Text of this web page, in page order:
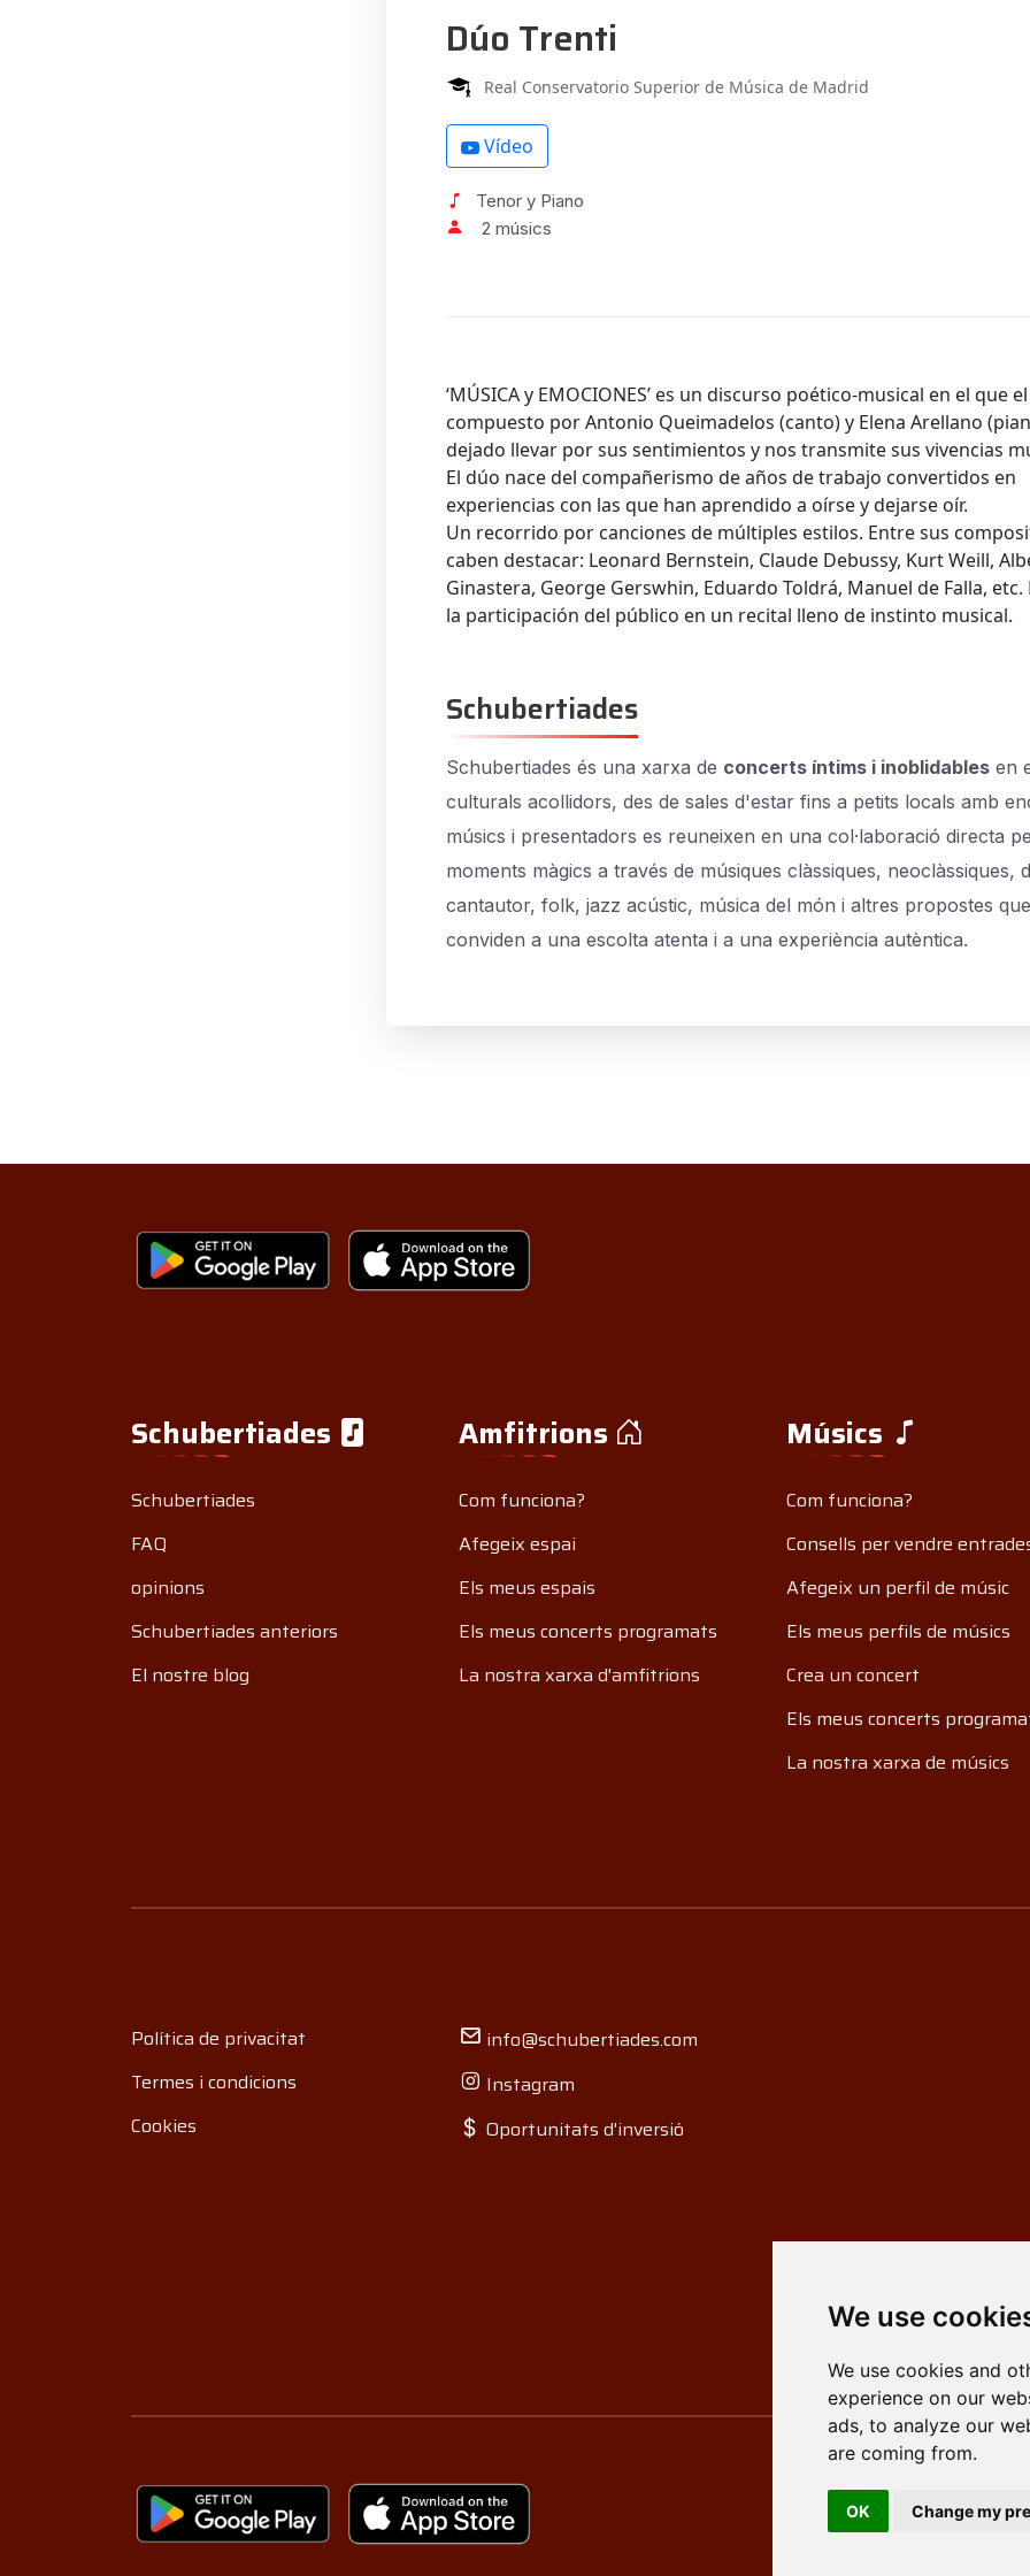
We use
We use cookies and
experience on our
ads, to analyze our
are coming from.
OK Change my
Dúo Trenti
Real Conservatorio Superior de Música de Madrid
Vídeo
Tenor y Piano
2 músics
‘MÚSICA y EMOCIONES’ es un discurso poético-musical en el que
compuesto por Antonio Queimadelos (canto) y Elena Arellano
dejado llevar por sus sentimientos y nos transmite sus vivencias
El dúo nace del compañerismo de años de trabajo convertidos en
experiencias con las que han aprendido a oírse y dejarse oír.
Un recorrido por canciones de múltiples estilos. Entre sus
caben destacar: Leonard Bernstein, Claude Debussy, Kurt Weill,
Ginastera, George Gerswhin, Eduardo Toldrá, Manuel de Falla,
la participación del público en un recital lleno de instinto musical.
Schubertiades
Schubertiades és una xarxa de concerts íntims i inoblidables en
culturals acollidors, des de sales d'estar fins a petits locals amb
músics i presentadors es reuneixen en una col·laboració directa
moments màgics a través de músiques clàssiques, neoclàssiques,
cantautor, folk, jazz acústic, música del món i altres propostes que
conviden a una escolta atenta i a una experiència autèntica.
Schubertiades
Schubertiades
FAQ
opinions
Schubertiades anteriors
El nostre blog
Amfitrions
Com funciona?
Afegeix espai
Els meus espais
Els meus concerts programats
La nostra xarxa d'amfitrions
Músics
Com funciona?
Consells per vendre
Afegeix un perfil de músic
Els meus perfils de músics
Crea un concert
Els meus concerts
La nostra xarxa de músics
Política de privacitat
Termes i condicions
Cookies
info@schubertiades.com
Instagram
Oportunitats d'inversió